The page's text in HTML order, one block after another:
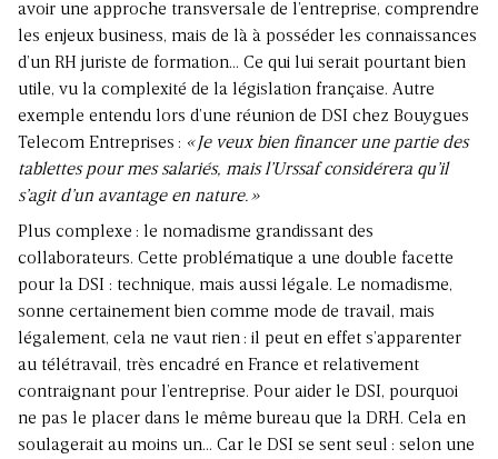
avoir une approche transversale de l’entre­prise, comprendre
les enjeux business, mais de là à posséder les connaissances
d’un RH juriste de formation… Ce qui lui serait pourtant bien
utile, vu la complexité de la législation française. Autre
exemple entendu lors d’une réunion de DSI chez Bouygues
Telecom Entreprises : « Je veux bien fi­nancer une partie des
tablettes pour mes salariés, mais l’Urssaf considérera qu’il
s’agit d’un avantage en nature. »
Plus complexe : le nomadisme grandissant des
collaborateurs. Cette problématique a une double facette
pour la DSI : technique, mais aussi légale. Le nomadisme,
sonne certainement bien comme mode de tra­vail, mais
légalement, cela ne vaut rien : il peut en effet s’apparenter
au télé­travail, très encadré en France et relativement
contraignant pour l’entreprise. Pour aider le DSI, pour­quoi
ne pas le pla­cer dans le même bureau que la DRH. Cela en
soulagerait au moins un… Car le DSI se sent seul : selon une